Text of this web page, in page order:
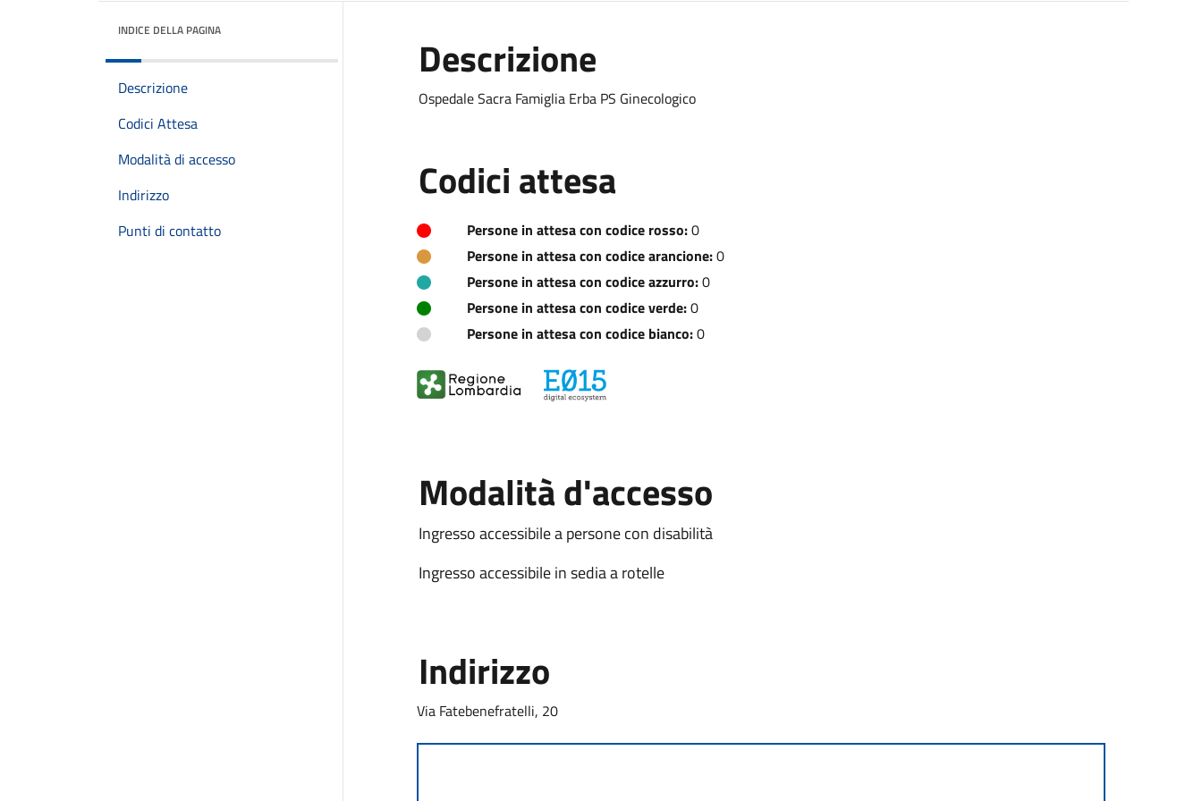
INDICE DELLA PAGINA
Descrizione
Codici Attesa
Modalità di accesso
Indirizzo
Punti di contatto
Descrizione
Ospedale Sacra Famiglia Erba PS Ginecologico
Codici attesa
Persone in attesa con codice rosso:0
Persone in attesa con codice arancione:0
Persone in attesa con codice azzurro:0
Persone in attesa con codice verde:0
Persone in attesa con codice bianco:0
Modalità d'accesso
Ingresso accessibile a persone con disabilità
Ingresso accessibile in sedia a rotelle
Indirizzo
Via Fatebenefratelli, 20